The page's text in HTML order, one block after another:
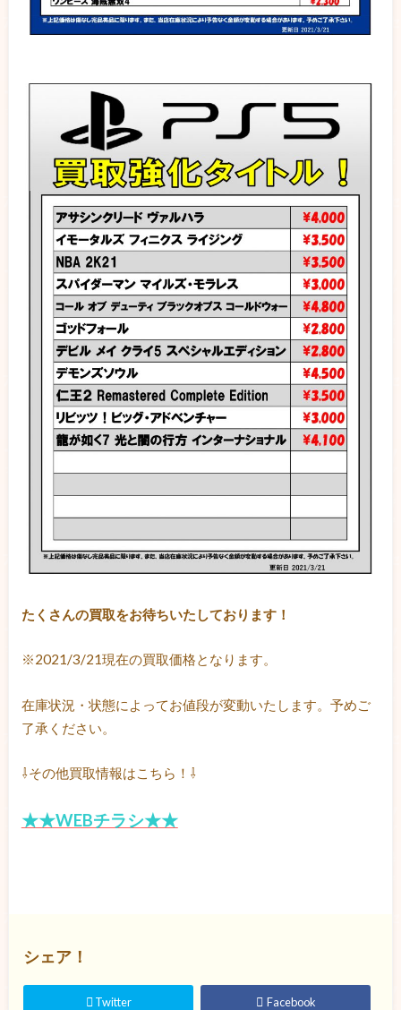
たくさんの買取をお待ちいたしております！
※2021/3/21現在の買取価格となります。
在庫状況・状態によってお値段が変動いたします。予めご
了承ください。
⇩その他買取情報はこちら！⇩
★★WEBチラシ★★
シェア！
Twitter Facebook